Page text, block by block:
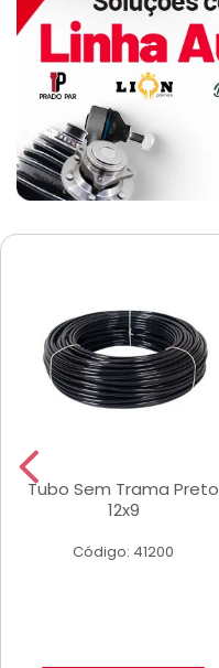
Tubo Sem Trama Preto
12x9
Código: 41200